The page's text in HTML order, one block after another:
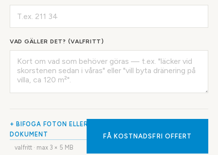
VAD GÄLLER DET? (VALFRITT)
+ BIFOGA FOTON ELLER
DOKUMENT
valfritt · max 3 × 5 MB
FÅ KOSTNADSFRI OFFERT